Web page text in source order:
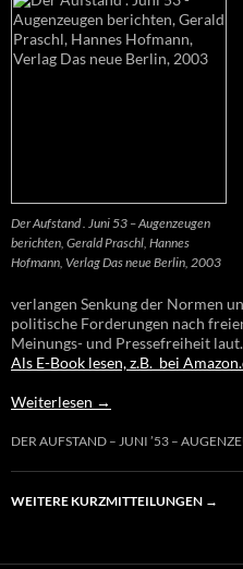
Der Aufstand . Juni 53 – Augenzeugen
berichten, Gerald Praschl, Hannes
Hofmann, Verlag Das neue Berlin, 2003
verlangen Senkung der Normen
politische Forderungen nach
Meinungs- und Pressefreiheit laut.
Als E-Book lesen, z.B. bei
Weiterlesen →
DER AUFSTAND – JUNI ’53 –
WEITERE KURZMITTEILUNGEN →